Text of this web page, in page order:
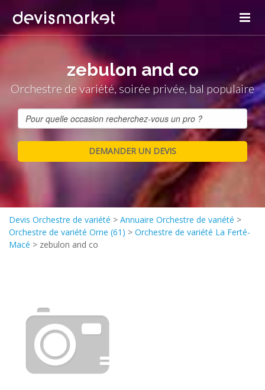
zebulon and co
Orchestre de variété, soirée privée, bal populaire
Devis Orchestre de variété > Annuaire Orchestre de variété >
Orchestre de variété Orne (61) > Orchestre de variété La Ferté-
Macé > zebulon and co